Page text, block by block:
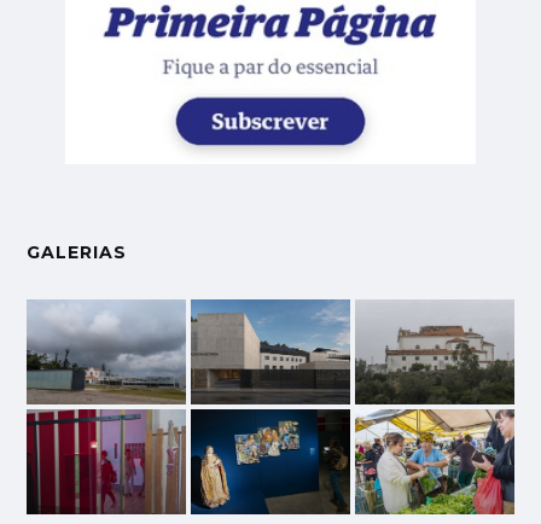
GALERIAS